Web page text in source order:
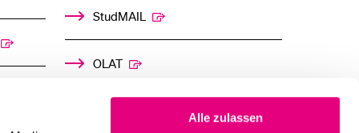
Alle zulassen
StudMAIL
OLAT